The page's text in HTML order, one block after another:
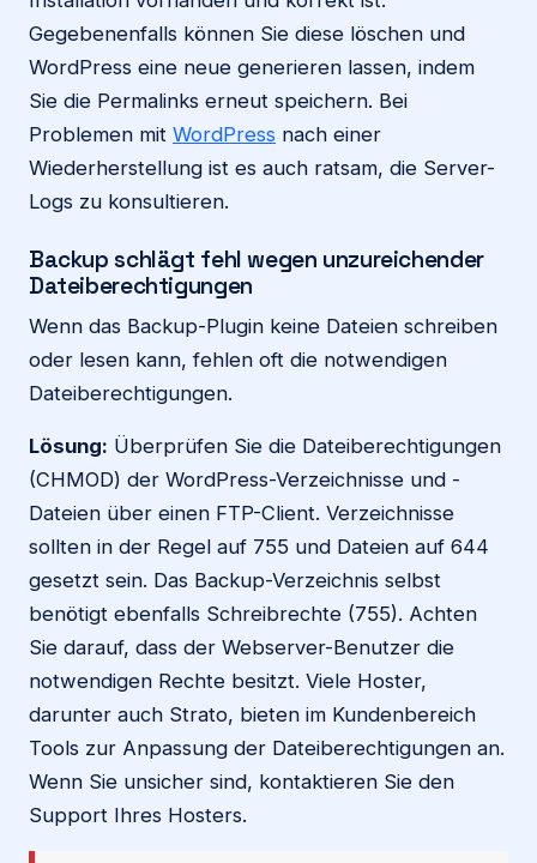
Gegebenenfalls können Sie diese löschen und
WordPress eine neue generieren lassen, indem
Sie die Permalinks erneut speichern. Bei
Problemen mit WordPress nach einer
Wiederherstellung ist es auch ratsam, die Server-
Logs zu konsultieren.
Backup schlägt fehl wegen unzureichender
Dateiberechtigungen
Wenn das Backup-Plugin keine Dateien schreiben
oder lesen kann, fehlen oft die notwendigen
Dateiberechtigungen.
Lösung: Überprüfen Sie die Dateiberechtigungen
(CHMOD) der WordPress-Verzeichnisse und -
Dateien über einen FTP-Client. Verzeichnisse
sollten in der Regel auf 755 und Dateien auf 644
gesetzt sein. Das Backup-Verzeichnis selbst
benötigt ebenfalls Schreibrechte (755). Achten
Sie darauf, dass der Webserver-Benutzer die
notwendigen Rechte besitzt. Viele Hoster,
darunter auch Strato, bieten im Kundenbereich
Tools zur Anpassung der Dateiberechtigungen an.
Wenn Sie unsicher sind, kontaktieren Sie den
Support Ihres Hosters.